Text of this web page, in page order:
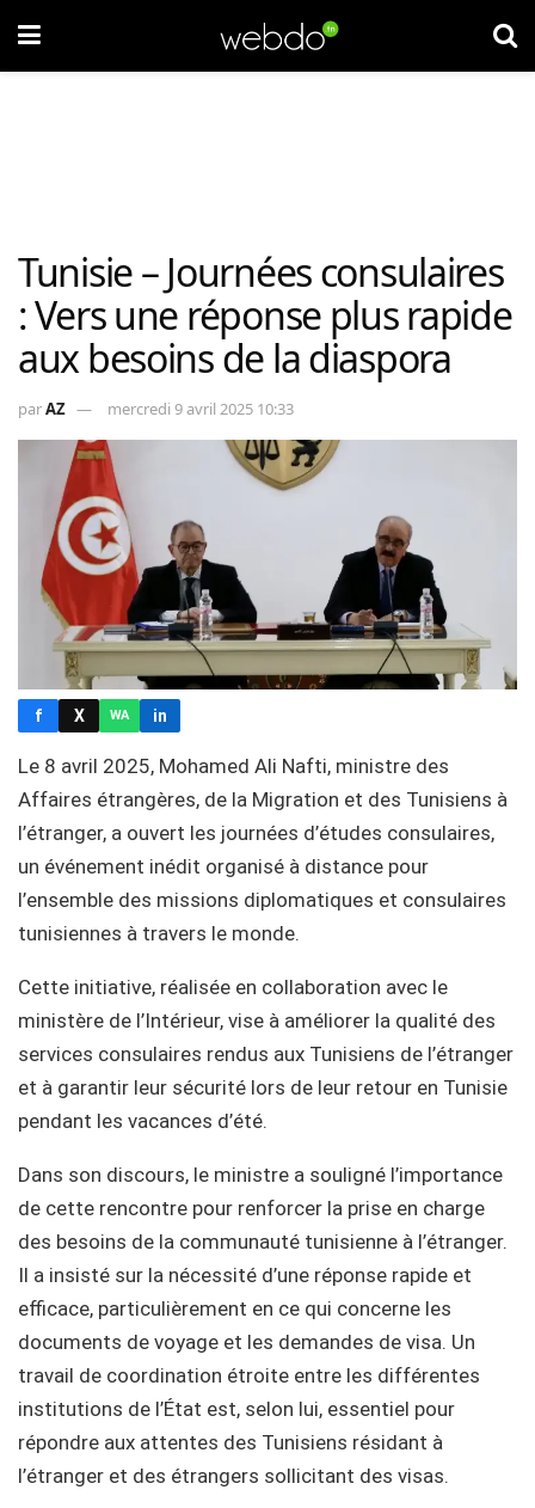
Tunisie – Journées consulaires
: Vers une réponse plus rapide
aux besoins de la diaspora
parAZ mercredi 9 avril 2025 10:33
f X WA in
Le 8 avril 2025, Mohamed Ali Nafti, ministre des
Affaires étrangères, de la Migration et des Tunisiens à
l’étranger, a ouvert les journées d’études consulaires,
un événement inédit organisé à distance pour
l’ensemble des missions diplomatiques et consulaires
tunisiennes à travers le monde.
Cette initiative, réalisée en collaboration avec le
ministère de l’Intérieur, vise à améliorer la qualité des
services consulaires rendus aux Tunisiens de l’étranger
et à garantir leur sécurité lors de leur retour en Tunisie
pendant les vacances d’été.
Dans son discours, le ministre a souligné l’importance
de cette rencontre pour renforcer la prise en charge
des besoins de la communauté tunisienne à l’étranger.
Il a insisté sur la nécessité d’une réponse rapide et
efficace, particulièrement en ce qui concerne les
documents de voyage et les demandes de visa. Un
travail de coordination étroite entre les différentes
institutions de l’État est, selon lui, essentiel pour
répondre aux attentes des Tunisiens résidant à
l’étranger et des étrangers sollicitant des visas.